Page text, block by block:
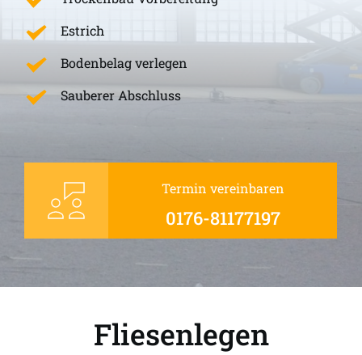
Estrich
Bodenbelag verlegen
Sauberer Abschluss
Termin vereinbaren
0176-81177197
Fliesenlegen